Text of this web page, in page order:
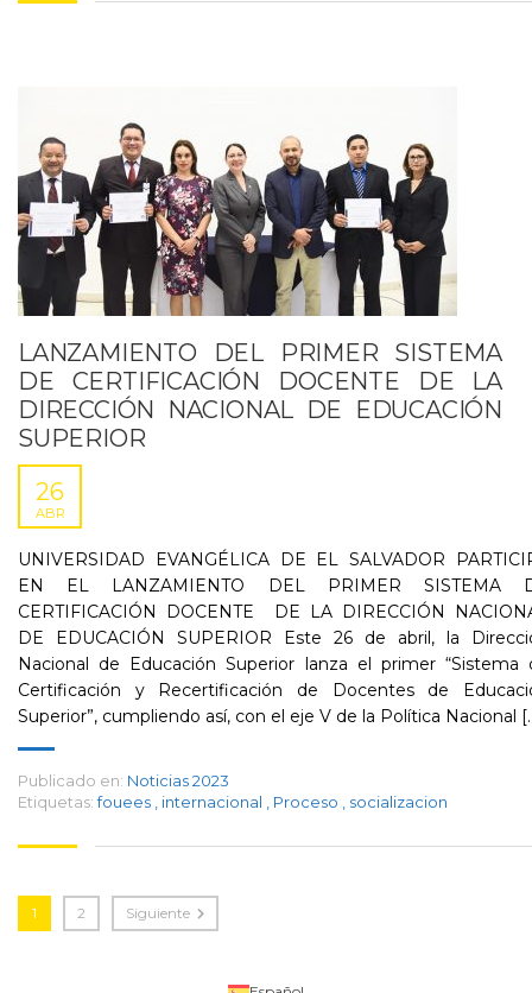
LANZAMIENTO DEL PRIMER SISTEMA
DE CERTIFICACIÓN DOCENTE DE LA
DIRECCIÓN NACIONAL DE EDUCACIÓN
SUPERIOR
26
ABR
UNIVERSIDAD EVANGÉLICA DE EL SALVADOR
EN EL LANZAMIENTO DEL PRIMER SISTEMA
CERTIFICACIÓN DOCENTE DE LA DIRECCIÓN
DE EDUCACIÓN SUPERIOR Este 26 de abril, la
Nacional de Educación Superior lanza el primer “Sistema
Certificación y Recertificación de Docentes de
Superior”, cumpliendo así, con el eje V de la Política Nacional
Publicado en: Noticias 2023
Etiquetas: fouees internacional Proceso socializacion
1 2 Siguiente